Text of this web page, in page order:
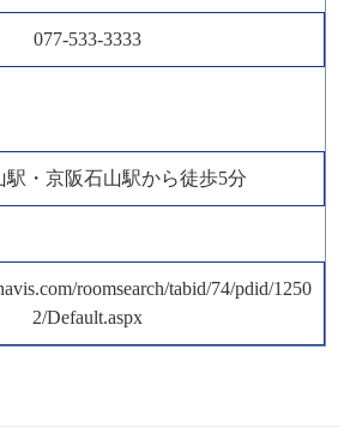
077-533-3333
駅・京阪石山駅から徒歩5分
roomsearch/tabid/74/pdid/1250
2/Default.aspx